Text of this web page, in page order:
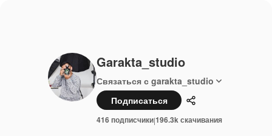
Garakta_studio
Связаться с garakta_studio
Подписаться
Поделиться
416 подписчики|196.3k скачивания